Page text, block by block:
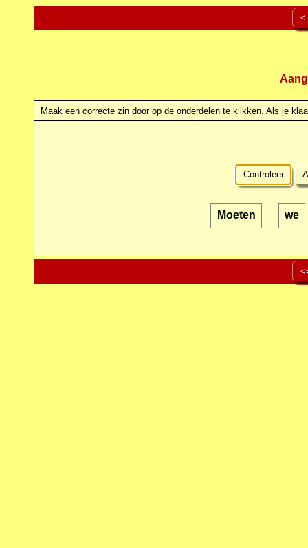
Maak een correcte zin door op de onderdelen te klikken. Als je
Controleer
Moeten we